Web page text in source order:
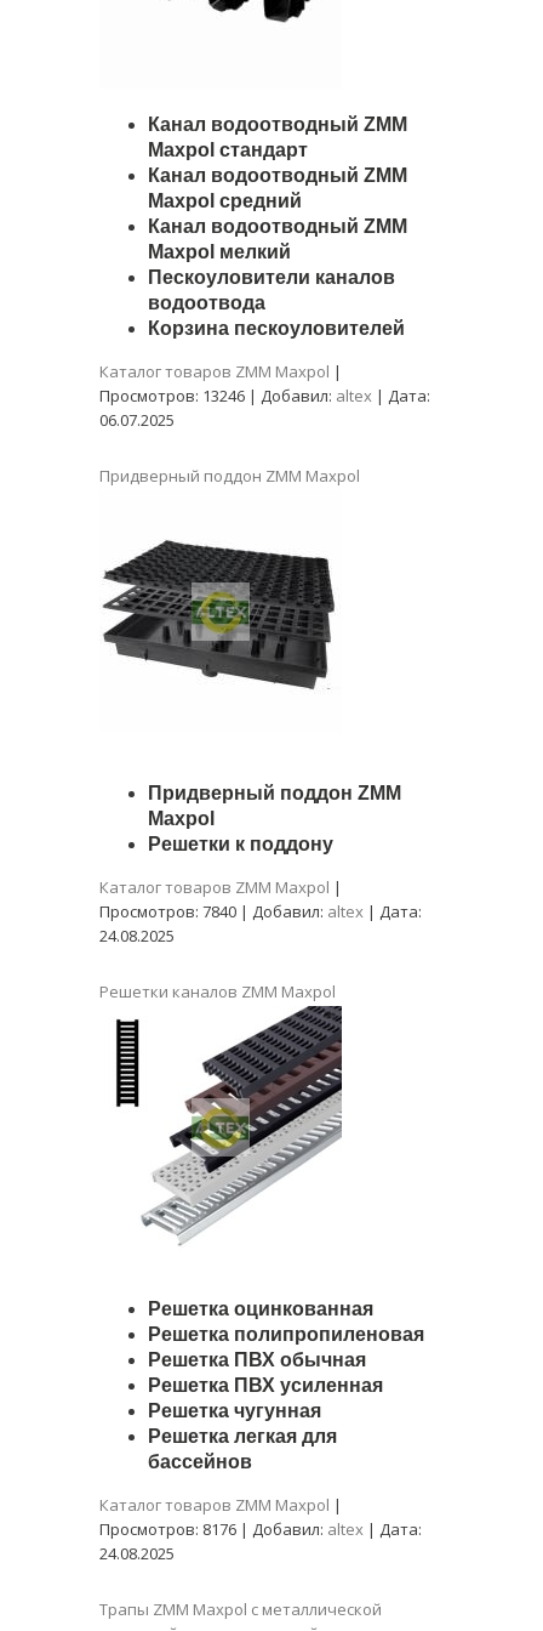
Канал водоотводный ZMM
Maxpol стандарт
Канал водоотводный ZMM
Maxpol средний
Канал водоотводный ZMM
Maxpol мелкий
Пескоуловители каналов
водоотвода
Корзина пескоуловителей
Каталог товаров ZMM Maxpol |
Просмотров: 13246 | Добавил: altex | Дата:
06.07.2025
Придверный поддон ZMM Maxpol
Придверный поддон ZMM
Maxpol
Решетки к поддону
Каталог товаров ZMM Maxpol |
Просмотров: 7840 | Добавил: altex | Дата:
24.08.2025
Решетки каналов ZMM Maxpol
Решетка оцинкованная
Решетка полипропиленовая
Решетка ПВХ обычная
Решетка ПВХ усиленная
Решетка чугунная
Решетка легкая для
бассейнов
Каталог товаров ZMM Maxpol |
Просмотров: 8176 | Добавил: altex | Дата:
24.08.2025
Трапы ZMM Maxpol с металлической